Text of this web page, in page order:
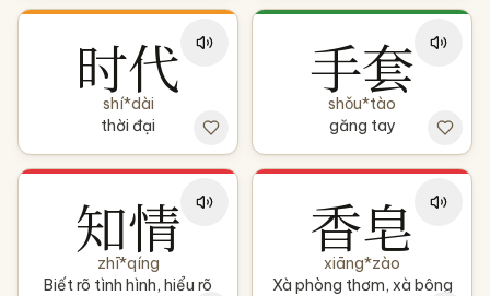
时代
shí*dài
thời đại
手套
shǒu*tào
găng tay
知情
zhī*qíng
Biết rõ tình hình, hiểu rõ
香皂
xiāng*zào
Xà phòng thơm, xà bông